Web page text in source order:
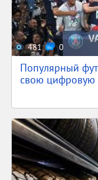
481 0
Популярный
свою цифровую